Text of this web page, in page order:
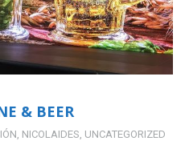
& BEER
NICOLAIDES UNCATEGORIZED